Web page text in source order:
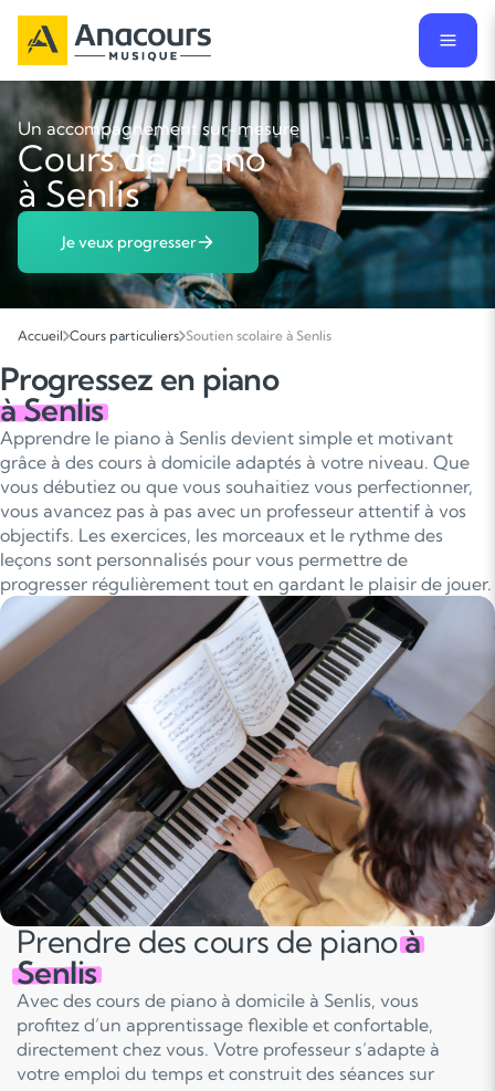
Un accompagnement sur-mesure
Cours de Piano
à Senlis
Je veux progresser
Accueil Cours particuliers Soutien scolaire à Senlis
Progressez en piano
à Senlis
Apprendre le piano à Senlis devient simple et motivant
grâce à des cours à domicile adaptés à votre niveau. Que
vous débutiez ou que vous souhaitiez vous perfectionner,
vous avancez pas à pas avec un professeur attentif à vos
objectifs. Les exercices, les morceaux et le rythme des
leçons sont personnalisés pour vous permettre de
progresser régulièrement tout en gardant le plaisir de jouer.
Prendre des cours de pianoà
Senlis
Avec des cours de piano à domicile à Senlis, vous
profitez d’un apprentissage flexible et confortable,
directement chez vous. Votre professeur s’adapte à
votre emploi du temps et construit des séances sur